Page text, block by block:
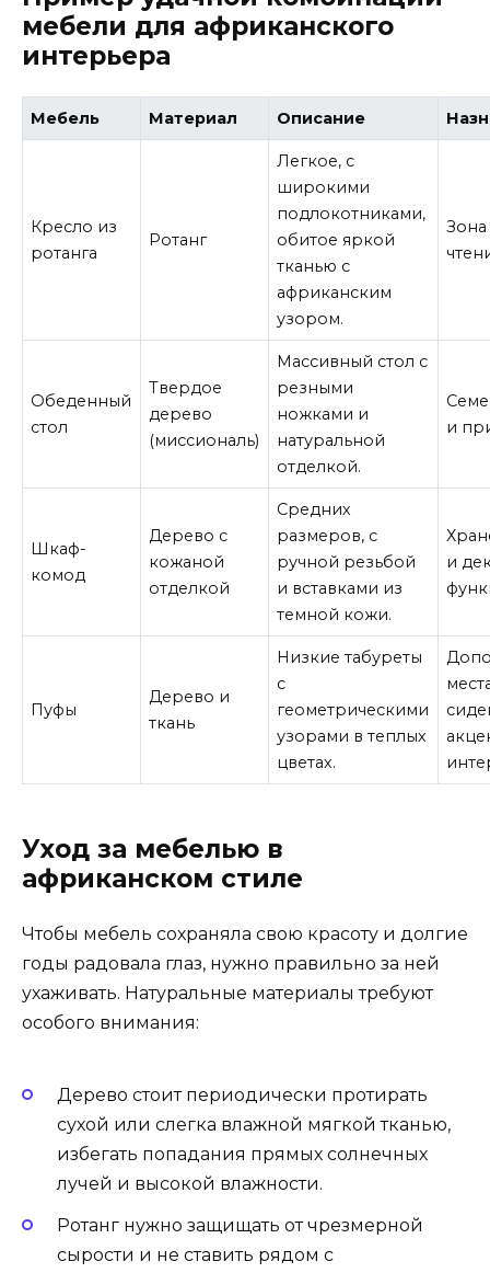
мебели для африканского
интерьера
Мебель Материал Описание
Кресло из
ротанга
Ротанг
Легкое, с
широкими
подлокотниками,
обитое яркой
тканью с
африканским
узором.
Обеденный
стол
Твердое
дерево
(миссиональ)
Массивный стол с
резными
ножками и
натуральной
отделкой.
и
Шкаф-
комод
Дерево с
кожаной
отделкой
Средних
размеров, с
ручной резьбой
и вставками из
темной кожи.
и
Пуфы
Дерево и
ткань
Низкие табуреты
с
геометрическими
узорами в теплых
цветах.
Уход за мебелью в
африканском стиле
Чтобы мебель сохраняла свою красоту и долгие
годы радовала глаз, нужно правильно за ней
ухаживать. Натуральные материалы требуют
особого внимания:
Дерево стоит периодически протирать
сухой или слегка влажной мягкой тканью,
избегать попадания прямых солнечных
лучей и высокой влажности.
Ротанг нужно защищать от чрезмерной
сырости и не ставить рядом с